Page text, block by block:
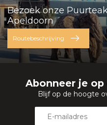
Bezoek onze
Apeldoorn
Routebeschrijving
Abonneer je
Blijf op de hoogte